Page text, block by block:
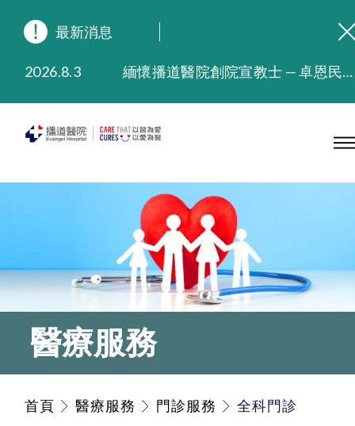
最新消息
2026.3.20
晚間門診服務延長至晚上11時
2025.8.4
播道醫院體檢服務獲客戶正面評價
醫療服務
首頁 醫療服務 門診服務 全科門診